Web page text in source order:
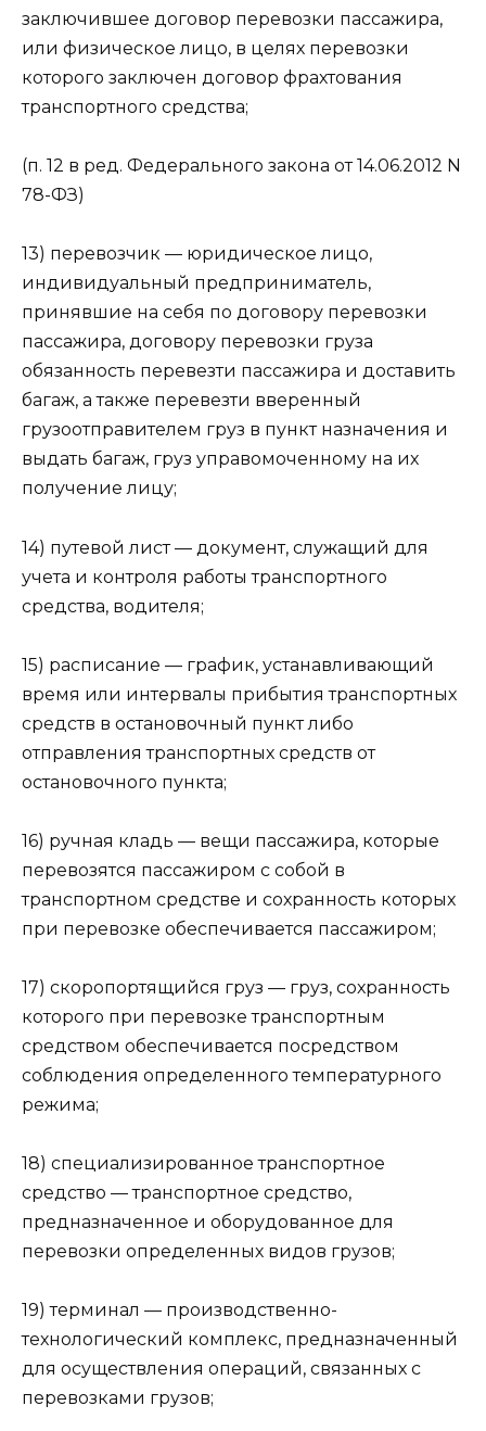
заключившее договор перевозки пассажира,
или физическое лицо, в целях перевозки
которого заключен договор фрахтования
транспортного средства;
(п. 12 в ред. Федерального закона от 14.06.2012 N
78-ФЗ)
13) перевозчик — юридическое лицо,
индивидуальный предприниматель,
принявшие на себя по договору перевозки
пассажира, договору перевозки груза
обязанность перевезти пассажира и доставить
багаж, а также перевезти вверенный
грузоотправителем груз в пункт назначения и
выдать багаж, груз управомоченному на их
получение лицу;
14) путевой лист — документ, служащий для
учета и контроля работы транспортного
средства, водителя;
15) расписание — график, устанавливающий
время или интервалы прибытия транспортных
средств в остановочный пункт либо
отправления транспортных средств от
остановочного пункта;
16) ручная кладь — вещи пассажира, которые
перевозятся пассажиром с собой в
транспортном средстве и сохранность которых
при перевозке обеспечивается пассажиром;
17) скоропортящийся груз — груз, сохранность
которого при перевозке транспортным
средством обеспечивается посредством
соблюдения определенного температурного
режима;
18) специализированное транспортное
средство — транспортное средство,
предназначенное и оборудованное для
перевозки определенных видов грузов;
19) терминал — производственно-
технологический комплекс, предназначенный
для осуществления операций, связанных с
перевозками грузов;